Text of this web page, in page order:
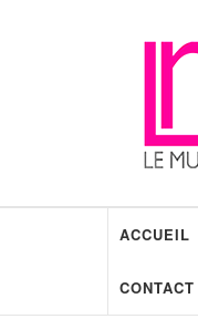
ACCUEIL
CONTACT